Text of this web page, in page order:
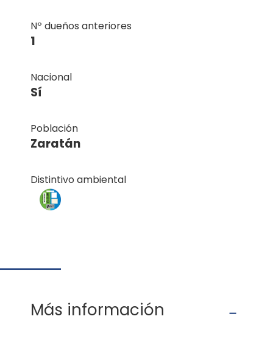
Nº dueños anteriores
1
Nacional
Sí
Población
Zaratán
Distintivo ambiental
Más información